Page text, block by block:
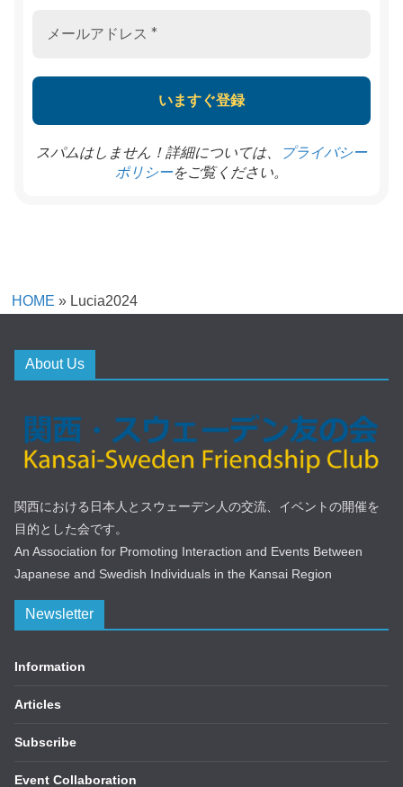
スパムはしません！詳細については、
プライバシー
ポリシーをご覧ください。
HOME » Lucia2024
About Us
関西における日本人とスウェーデン人の交流、イベントの開催を
目的とした会です。
An Association for Promoting Interaction and Events Between
Japanese and Swedish Individuals in the Kansai Region
Newsletter
Information
Articles
Subscribe
Event Collaboration